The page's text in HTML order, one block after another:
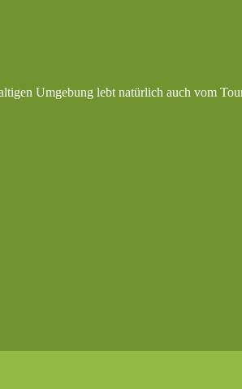
Umgebung lebt natürlich auch vom